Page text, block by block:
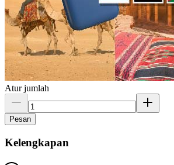
Atur jumlah
Pesan
Kelengkapan